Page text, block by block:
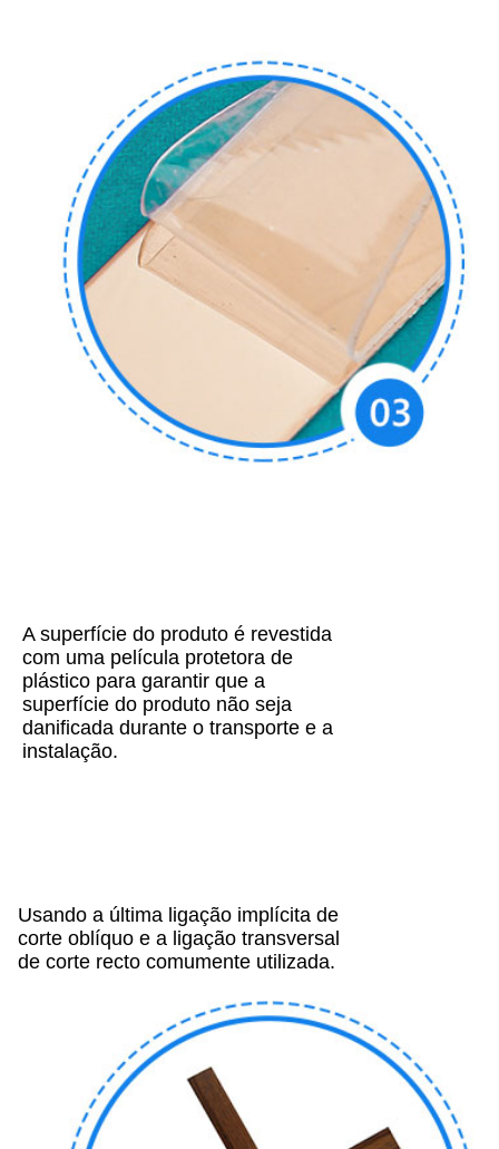
A superfície do produto é revestida
com uma película protetora de
plástico para garantir que a
superfície do produto não seja
danificada durante o transporte e a
instalação.
Usando a última ligação implícita de
corte oblíquo e a ligação transversal
de corte recto comumente utilizada.